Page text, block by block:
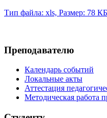
Тип файла: xls, Размер: 78 КБ
Преподавателю
Календарь событий
Локальные акты
Аттестация
Методическая работа